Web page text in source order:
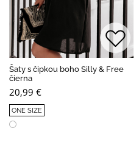
Šaty s čipkou boho Silly & Free
čierna
20,99 €
ONE SIZE